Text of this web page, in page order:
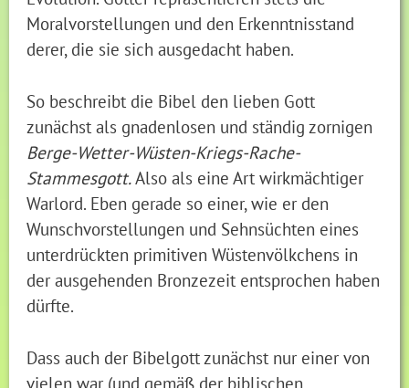
Moralvorstellungen und den Erkenntnisstand
derer, die sie sich ausgedacht haben.
So beschreibt die Bibel den lieben Gott
zunächst als gnadenlosen und ständig zornigen
Berge-Wetter-Wüsten-Kriegs-Rache-
Stammesgott.Also als eine Art wirkmächtiger
Warlord. Eben gerade so einer, wie er den
Wunschvorstellungen und Sehnsüchten eines
unterdrückten primitiven Wüstenvölkchens in
der ausgehenden Bronzezeit entsprochen haben
dürfte.
Dass auch der Bibelgott zunächst nur einer von
vielen war (und gemäß der biblischen